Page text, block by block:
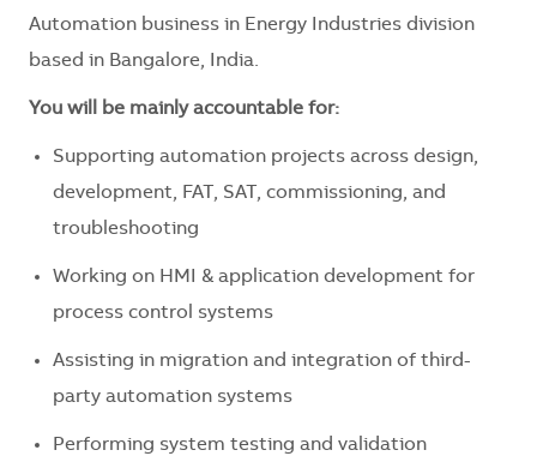
Automation business in Energy Industries division
based in Bangalore, India.
You will be mainly accountable for:
Supporting automation projects across design,
development, FAT, SAT, commissioning, and
troubleshooting
Working on HMI & application development for
process control systems
Assisting in migration and integration of third-
party automation systems
Performing system testing and validation